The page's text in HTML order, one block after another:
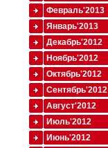
Февраль'2013
Январь'2013
Декабрь'2012
Ноябрь'2012
Октябрь'2012
Сентябрь'2012
Август'2012
Июль'2012
Июнь'2012